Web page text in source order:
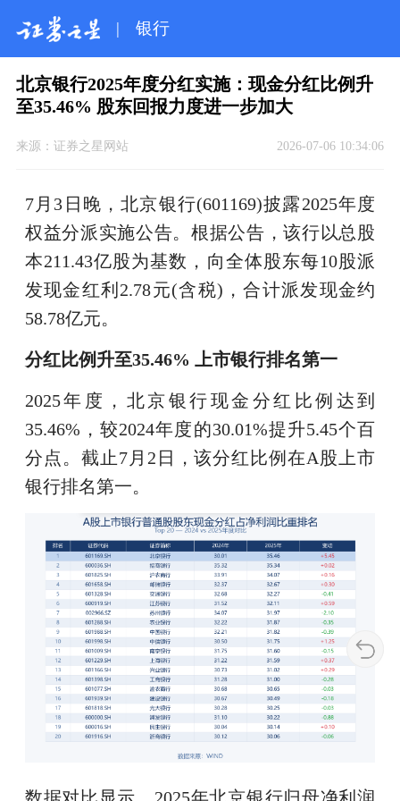
| 银行
北京银行2025年度分红实施：现金分红比例升
至35.46% 股东回报力度进一步加大
来源： 证券之星网站 2026-07-06 10:34:06
7月3日晚，北京银行(601169)披露2025年度
权益分派实施公告。根据公告，该行以总股
本211.43亿股为基数，向全体股东每10股派
发现金红利2.78元(含税)，合计派发现金约
58.78亿元。
分红比例升至35.46% 上市银行排名第一
2025年度，北京银行现金分红比例达到
35.46%，较2024年度的30.01%提升5.45个百
分点。截止7月2日，该分红比例在A股上市
银行排名第一。